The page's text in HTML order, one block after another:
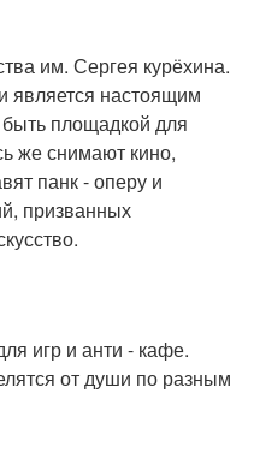
им. Сергея курёхина.
является настоящим
площадкой для
же снимают кино,
панк - оперу и
призванных
игр и анти - кафе.
от души по разным